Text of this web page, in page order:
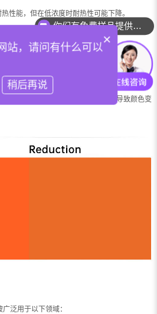
性能，但在低浓度时耐热性可能下降。
境不敏感，化学稳定性强。
适用于要求高牢度的应用。
系和多种聚合物。
）混合使用时可能发生混晶现象，导致颜色变
泛用于以下领域：
你们有免费样品提供吗？
×
站，请问有什么可以
稍后再说